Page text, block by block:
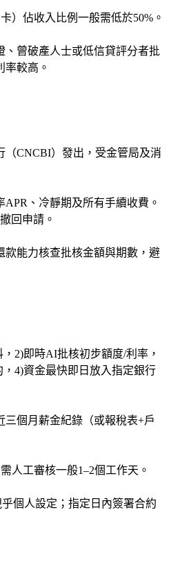
）佔收入比例一般需低於50%。
、曾破產人士或低信貸評分者批
率較高。
（CNCBI）發出，受金管局及消
、冷靜期及所有手續收費。
回申請。
款能力核查批核金額與期數，避
2)即時AI批核初步額度/利率，
4)資金最快即日放入指定銀行
三個月薪金紀錄（或報稅表+戶
人工審核一般1–2個工作天。
個人設定；指定日內簽署合約